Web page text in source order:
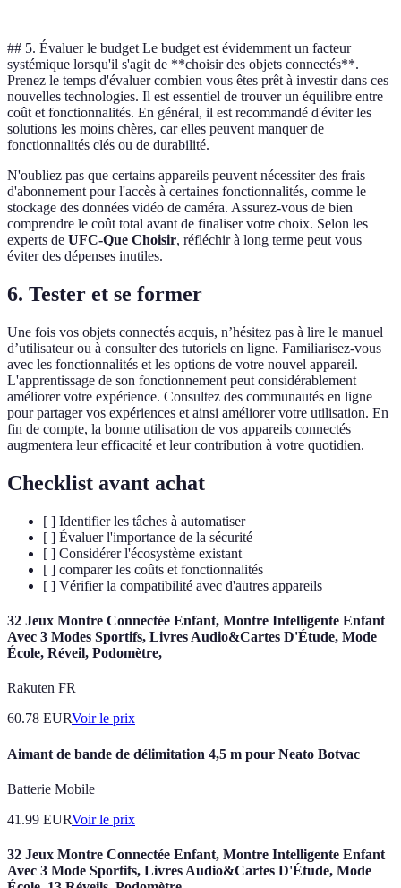
## 5. Évaluer le budget Le budget est évidemment un facteur
systémique lorsqu'il s'agit de **choisir des objets connectés**.
Prenez le temps d'évaluer combien vous êtes prêt à investir dans ces
nouvelles technologies. Il est essentiel de trouver un équilibre entre
coût et fonctionnalités. En général, il est recommandé d'éviter les
solutions les moins chères, car elles peuvent manquer de
fonctionnalités clés ou de durabilité.
N'oubliez pas que certains appareils peuvent nécessiter des frais
d'abonnement pour l'accès à certaines fonctionnalités, comme le
stockage des données vidéo de caméra. Assurez-vous de bien
comprendre le coût total avant de finaliser votre choix. Selon les
experts de UFC-Que Choisir, réfléchir à long terme peut vous
éviter des dépenses inutiles.
6. Tester et se former
Une fois vos objets connectés acquis, n’hésitez pas à lire le manuel
d’utilisateur ou à consulter des tutoriels en ligne. Familiarisez-vous
avec les fonctionnalités et les options de votre nouvel appareil.
L'apprentissage de son fonctionnement peut considérablement
améliorer votre expérience. Consultez des communautés en ligne
pour partager vos expériences et ainsi améliorer votre utilisation. En
fin de compte, la bonne utilisation de vos appareils connectés
augmentera leur efficacité et leur contribution à votre quotidien.
Checklist avant achat
[ ] Identifier les tâches à automatiser
[ ] Évaluer l'importance de la sécurité
[ ] Considérer l'écosystème existant
[ ] comparer les coûts et fonctionnalités
[ ] Vérifier la compatibilité avec d'autres appareils
32 Jeux Montre Connectée Enfant, Montre Intelligente Enfant
Avec 3 Modes Sportifs, Livres Audio&Cartes D'Étude, Mode
École, Réveil, Podomètre,
Rakuten FR
60.78 EURVoir le prix
Aimant de bande de délimitation 4,5 m pour Neato Botvac
Batterie Mobile
41.99 EURVoir le prix
32 Jeux Montre Connectée Enfant, Montre Intelligente Enfant
Avec 3 Mode Sportifs, Livres Audio&Cartes D'Étude, Mode